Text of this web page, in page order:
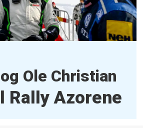
Ole Christian
Rally Azorene